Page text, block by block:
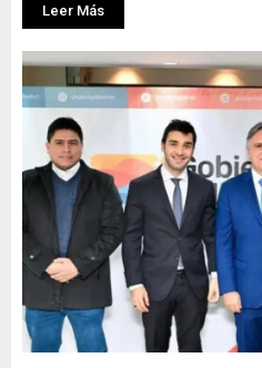
Leer Más